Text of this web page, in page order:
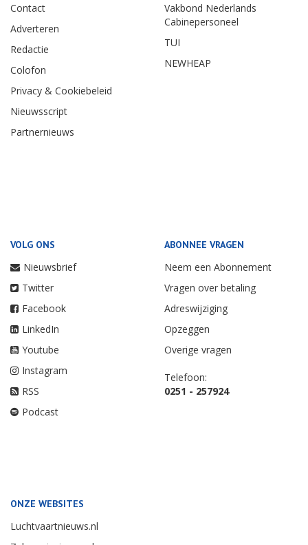
Contact
Adverteren
Redactie
Colofon
Privacy & Cookiebeleid
Nieuwsscript
Partnernieuws
Vakbond Nederlands
Cabinepersoneel
TUI
NEWHEAP
VOLG ONS
Nieuwsbrief
Twitter
Facebook
LinkedIn
Youtube
Instagram
RSS
Podcast
ABONNEE VRAGEN
Neem een Abonnement
Vragen over betaling
Adreswijziging
Opzeggen
Overige vragen
Telefoon:
0251 - 257924
ONZE WEBSITES
Luchtvaartnieuws.nl